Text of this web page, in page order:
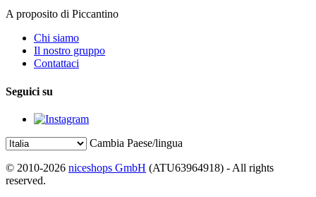
A proposito di Piccantino
Chi siamo
Il nostro gruppo
Contattaci
Seguici su
Cambia Paese/lingua
© 2010-2026 niceshops GmbH (ATU63964918) - All rights
reserved.